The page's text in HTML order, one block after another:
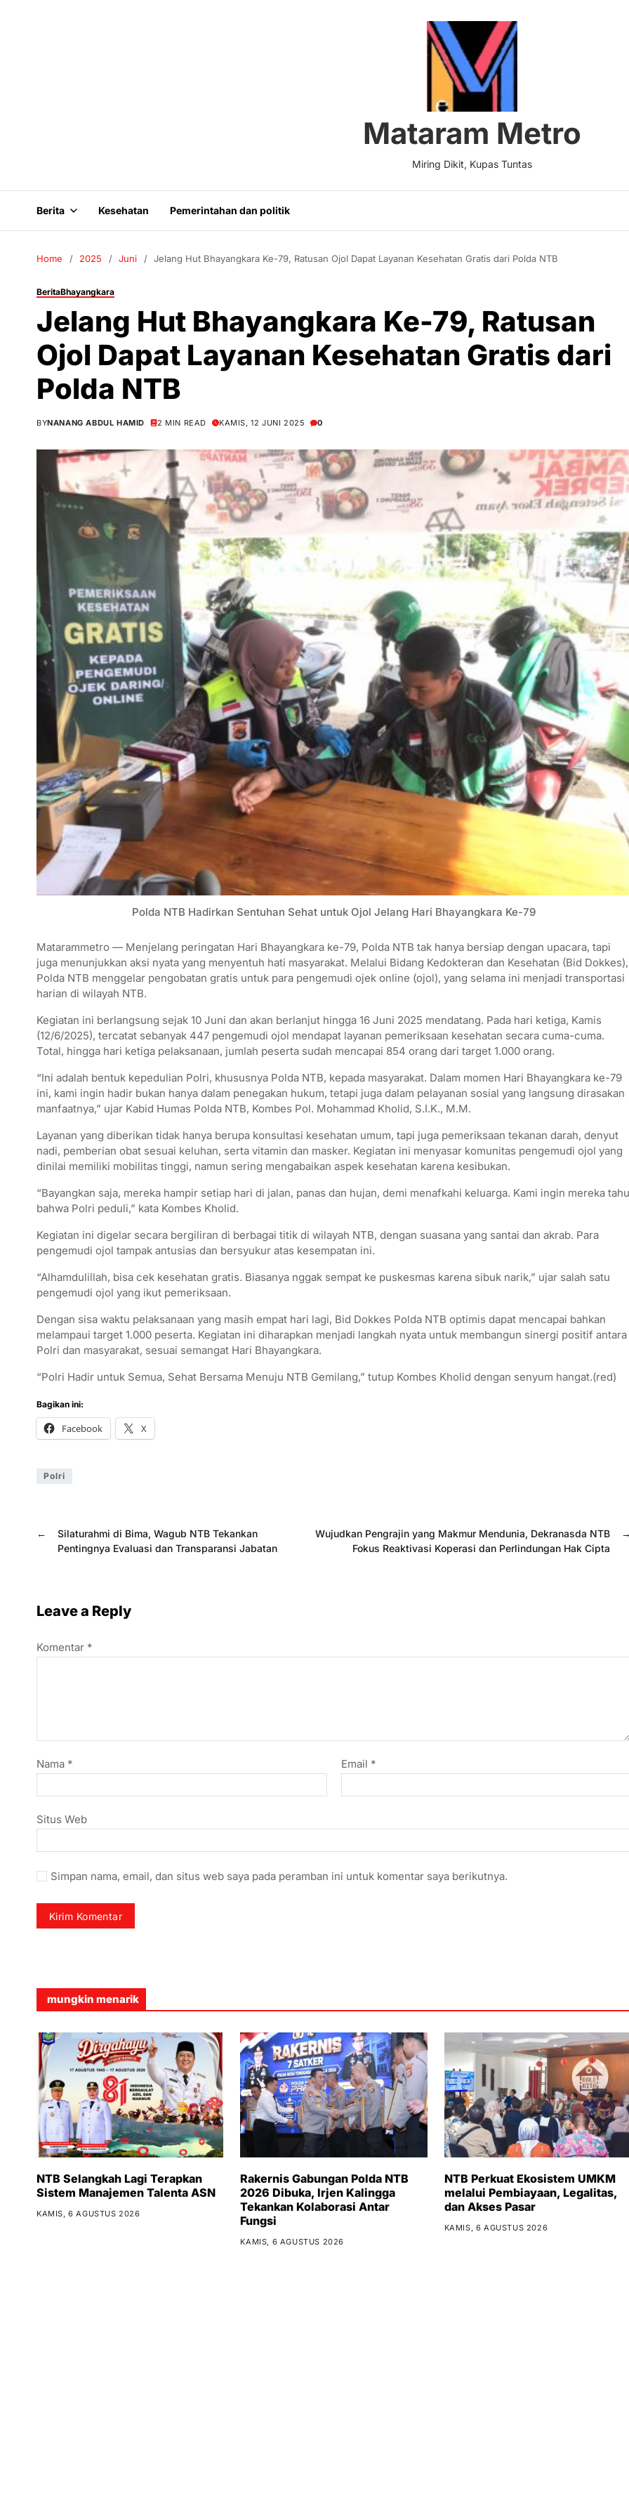
Mataram Metro
Miring Dikit, Kupas Tuntas
Berita Kesehatan Pemerintahan dan politik
Home 2025 Juni Jelang Hut Bhayangkara Ke-79, Ratusan Ojol Dapat Layanan Kesehatan Gratis dari Polda NTB
BeritaBhayangkara
Jelang Hut Bhayangkara Ke-79, Ratusan
Ojol Dapat Layanan Kesehatan Gratis dari
Polda NTB
BYNANANG ABDUL HAMID 2 MIN READ KAMIS, 12 JUNI 2025 0
Polda NTB Hadirkan Sentuhan Sehat untuk Ojol Jelang Hari Bhayangkara Ke-79
Matarammetro — Menjelang peringatan Hari Bhayangkara ke-79, Polda NTB tak hanya bersiap dengan upacara, tapi
juga menunjukkan aksi nyata yang menyentuh hati masyarakat. Melalui Bidang Kedokteran dan Kesehatan (Bid Dokkes),
Polda NTB menggelar pengobatan gratis untuk para pengemudi ojek online (ojol), yang selama ini menjadi transportasi
harian di wilayah NTB.
Kegiatan ini berlangsung sejak 10 Juni dan akan berlanjut hingga 16 Juni 2025 mendatang. Pada hari ketiga, Kamis
(12/6/2025), tercatat sebanyak 447 pengemudi ojol mendapat layanan pemeriksaan kesehatan secara cuma-cuma.
Total, hingga hari ketiga pelaksanaan, jumlah peserta sudah mencapai 854 orang dari target 1.000 orang.
“Ini adalah bentuk kepedulian Polri, khususnya Polda NTB, kepada masyarakat. Dalam momen Hari Bhayangkara ke-79
ini, kami ingin hadir bukan hanya dalam penegakan hukum, tetapi juga dalam pelayanan sosial yang langsung dirasakan
manfaatnya,” ujar Kabid Humas Polda NTB, Kombes Pol. Mohammad Kholid, S.I.K., M.M.
Layanan yang diberikan tidak hanya berupa konsultasi kesehatan umum, tapi juga pemeriksaan tekanan darah, denyut
nadi, pemberian obat sesuai keluhan, serta vitamin dan masker. Kegiatan ini menyasar komunitas pengemudi ojol yang
dinilai memiliki mobilitas tinggi, namun sering mengabaikan aspek kesehatan karena kesibukan.
“Bayangkan saja, mereka hampir setiap hari di jalan, panas dan hujan, demi menafkahi keluarga. Kami ingin mereka tahu
bahwa Polri peduli,” kata Kombes Kholid.
Kegiatan ini digelar secara bergiliran di berbagai titik di wilayah NTB, dengan suasana yang santai dan akrab. Para
pengemudi ojol tampak antusias dan bersyukur atas kesempatan ini.
“Alhamdulillah, bisa cek kesehatan gratis. Biasanya nggak sempat ke puskesmas karena sibuk narik,” ujar salah satu
pengemudi ojol yang ikut pemeriksaan.
Dengan sisa waktu pelaksanaan yang masih empat hari lagi, Bid Dokkes Polda NTB optimis dapat mencapai bahkan
melampaui target 1.000 peserta. Kegiatan ini diharapkan menjadi langkah nyata untuk membangun sinergi positif antara
Polri dan masyarakat, sesuai semangat Hari Bhayangkara.
“Polri Hadir untuk Semua, Sehat Bersama Menuju NTB Gemilang,” tutup Kombes Kholid dengan senyum hangat.(red)
Bagikan ini:
Facebook X
Polri
←
Silaturahmi di Bima, Wagub NTB Tekankan
Pentingnya Evaluasi dan Transparansi Jabatan
Wujudkan Pengrajin yang Makmur Mendunia, Dekranasda NTB
Fokus Reaktivasi Koperasi dan Perlindungan Hak Cipta
Leave a Reply
Komentar *
Nama * Email *
Situs Web
Simpan nama, email, dan situs web saya pada peramban ini untuk komentar saya berikutnya.
mungkin menarik
NTB Selangkah Lagi Terapkan
Sistem Manajemen Talenta ASN
KAMIS, 6 AGUSTUS 2026
Rakernis Gabungan Polda NTB
2026 Dibuka, Irjen Kalingga
Tekankan Kolaborasi Antar
Fungsi
KAMIS, 6 AGUSTUS 2026
NTB Perkuat Ekosistem UMKM
melalui Pembiayaan, Legalitas,
dan Akses Pasar
KAMIS, 6 AGUSTUS 2026